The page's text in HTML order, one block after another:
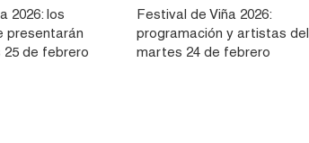
2026: los
presentarán
de febrero
Festival de Viña 2026:
programación y artistas del
martes 24 de febrero